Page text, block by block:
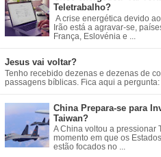
Teletrabalho?
A crise energética devido
Irão está a agravar-se,
França, Eslovénia e ...
Jesus vai voltar?
Tenho recebido dezenas e dezenas de
passagens bíblicas. Fica aqui a pergunta:
China Prepara-se para
Taiwan?
A China voltou a pressionar
momento em que os
estão focados no ...